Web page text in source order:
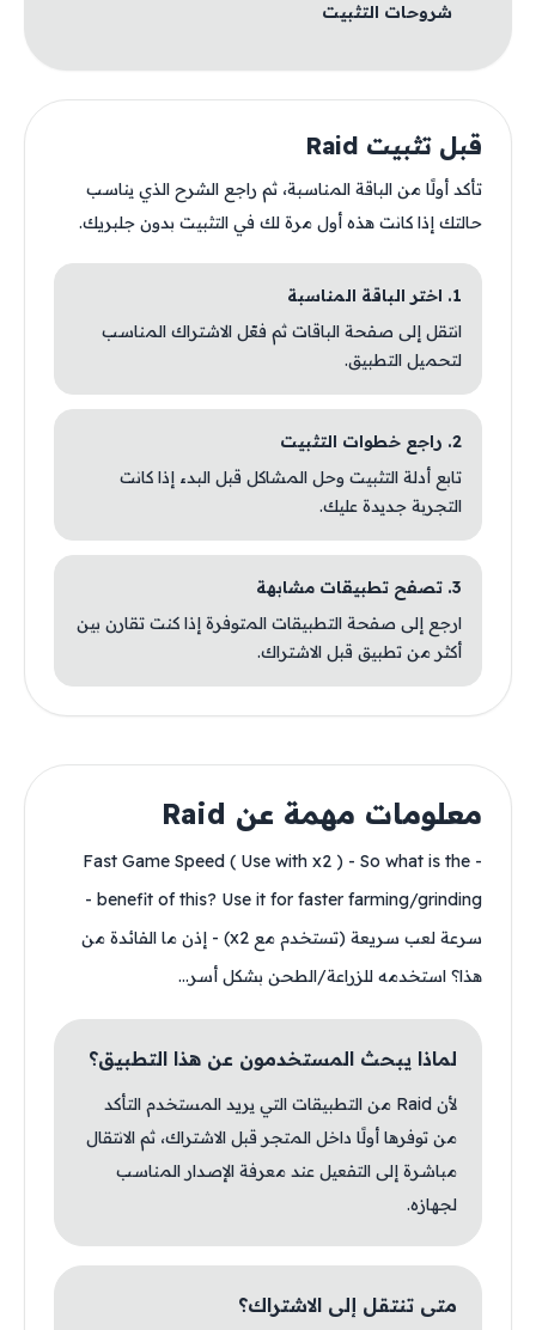
شروحات التثبيت
قبل تثبيت Raid
تأكد أولًا من الباقة المناسبة، ثم راجع الشرح الذي يناسب
حالتك إذا كانت هذه أول مرة لك في التثبيت بدون جلبريك.
1. اختر الباقة المناسبة
انتقل إلى صفحة الباقات ثم فعّل الاشتراك المناسب
لتحميل التطبيق.
2. راجع خطوات التثبيت
تابع أدلة التثبيت وحل المشاكل قبل البدء إذا كانت
التجربة جديدة عليك.
3. تصفح تطبيقات مشابهة
ارجع إلى صفحة التطبيقات المتوفرة إذا كنت تقارن بين
أكثر من تطبيق قبل الاشتراك.
معلومات مهمة عن Raid
- Fast Game Speed ( Use with x2 ) - So what is the
benefit of this? Use it for faster farming/grinding -
سرعة لعب سريعة (تستخدم مع x2) - إذن ما الفائدة من
هذا؟ استخدمه للزراعة/الطحن بشكل أسر...
لماذا يبحث المستخدمون عن هذا التطبيق؟
لأن Raid من التطبيقات التي يريد المستخدم التأكد
من توفرها أولًا داخل المتجر قبل الاشتراك، ثم الانتقال
مباشرة إلى التفعيل عند معرفة الإصدار المناسب
لجهازه.
متى تنتقل إلى الاشتراك؟